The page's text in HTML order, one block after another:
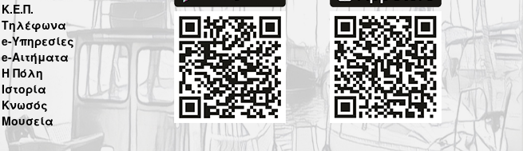
Κ.Ε.Π.
Τηλέφωνα
e-Υπηρεσίες
e-Αιτήματα
Η Πόλη
Ιστορία
Κνωσός
Μουσεία